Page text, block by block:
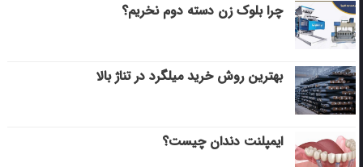
چرا بلوک زن دسته دوم نخریم؟
بهترین روش خرید میلگرد در تناژ بالا
ایمپلنت دندان چیست؟